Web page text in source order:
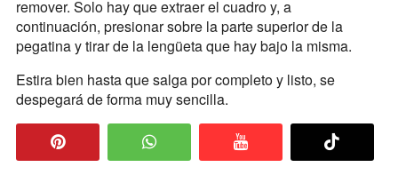
remover. Solo hay que extraer el cuadro y, a
continuación, presionar sobre la parte superior de la
pegatina y tirar de la lengüeta que hay bajo la misma.
Estira bien hasta que salga por completo y listo, se
despegará de forma muy sencilla.